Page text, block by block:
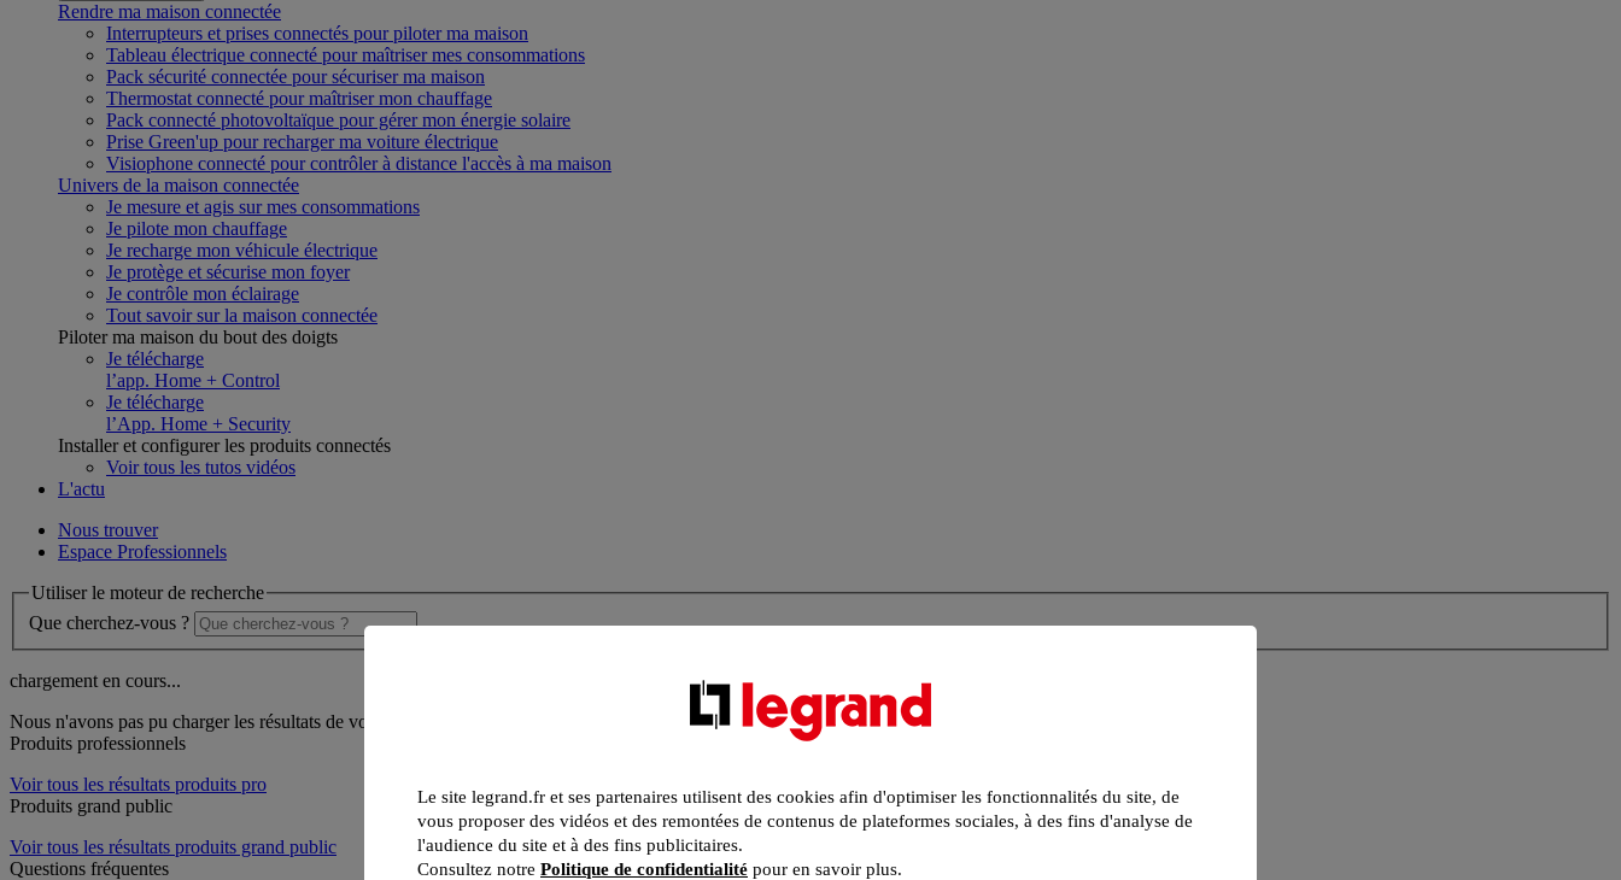
Rendre ma maison connectée
Interrupteurs et prises connectés pour piloter ma maison
Tableau électrique connecté pour maîtriser mes consommations
Pack sécurité connectée pour sécuriser ma maison
Thermostat connecté pour maîtriser mon chauffage
Pack connecté photovoltaïque pour gérer mon énergie solaire
Prise Green'up pour recharger ma voiture électrique
Visiophone connecté pour contrôler à distance l'accès à ma maison
Univers de la maison connectée
Je mesure et agis sur mes consommations
Je pilote mon chauffage
Je recharge mon véhicule électrique
Je protège et sécurise mon foyer
Je contrôle mon éclairage
Tout savoir sur la maison connectée
Piloter ma maison du bout des doigts
Je télécharge
l’app. Home + Control
Je télécharge
l’App. Home + Security
Installer et configurer les produits connectés
Voir tous les tutos vidéos
L'actu
Nous trouver
Espace Professionnels
Utiliser le moteur de recherche
Que cherchez-vous ?
chargement en cours...
Nous n'avons pas pu charger les résultats de votre recherche
Produits professionnels
Voir tous les résultats produits pro
Produits grand public
Voir tous les résultats produits grand public
Questions fréquentes
Le site legrand.fr et ses partenaires utilisent des cookies afin d'optimiser les fonctionnalités du site, de
vous proposer des vidéos et des remontées de contenus de plateformes sociales, à des fins d'analyse de
l'audience du site et à des fins publicitaires.
Consultez notre Politique de confidentialité pour en savoir plus.